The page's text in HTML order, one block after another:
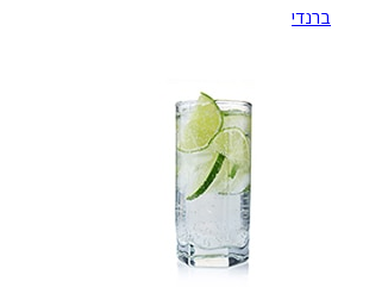
ברנדי